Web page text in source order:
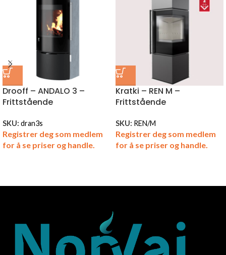
Drooff – ANDALO 3 –
Frittstående
SKU: dran3s
Registrer deg som medlem
for å se priser og handle.
Kratki – REN M –
Frittstående
SKU: REN/M
Registrer deg som medlem
for å se priser og handle.